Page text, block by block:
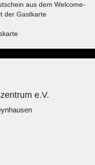
aus dem Welcome-
der Gastkarte
e.V.